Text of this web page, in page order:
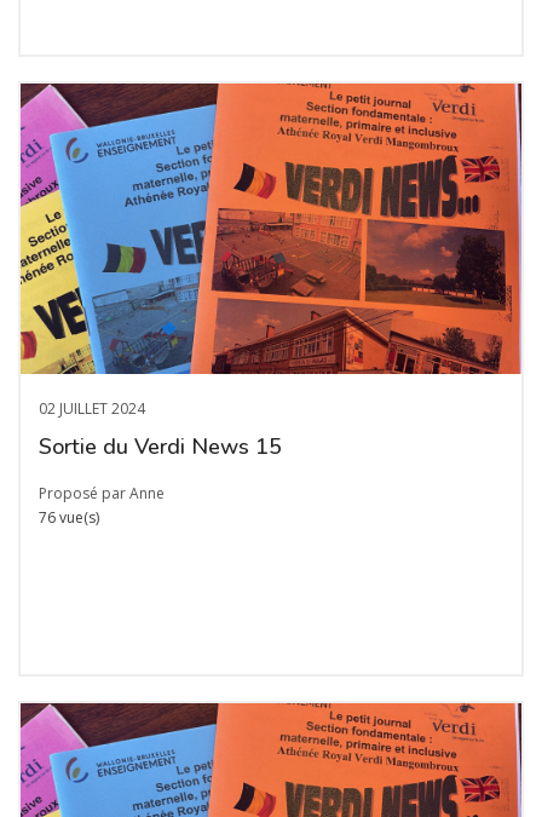
02 JUILLET 2024
Sortie du Verdi News 15
Proposé par Anne
76 vue(s)